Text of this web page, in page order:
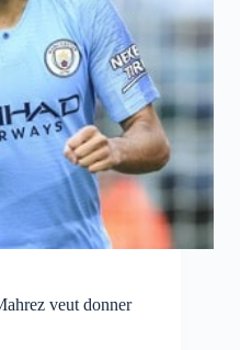
veut donner